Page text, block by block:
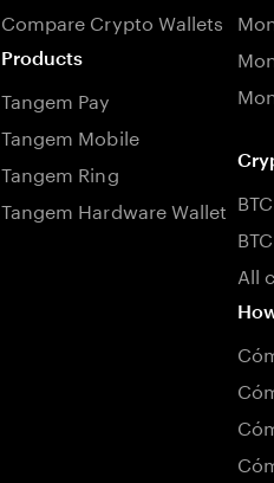
Compare Crypto Wallets
Products
Tangem Pay
Tangem Mobile
Tangem Ring
Tangem Hardware Wallet
All